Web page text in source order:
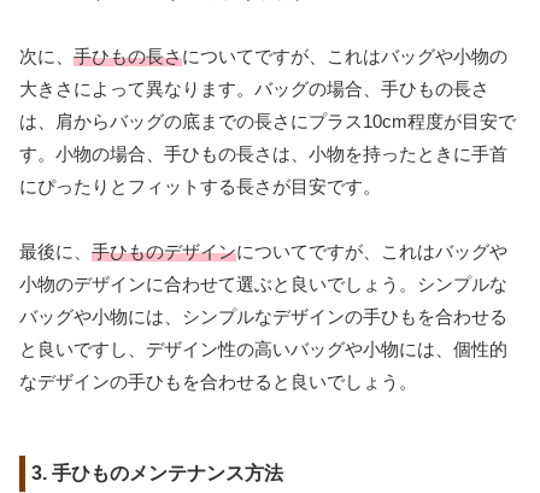
次に、 手ひもの長さについてですが、これはバッグや小物の
大きさによって異なります。バッグの場合、手ひもの長さ
は、肩からバッグの底までの長さにプラス10cm程度が目安で
す。小物の場合、手ひもの長さは、小物を持ったときに手首
にぴったりとフィットする長さが目安です。
最後に、 手ひものデザインについてですが、これはバッグや
小物のデザインに合わせて選ぶと良いでしょう。シンプルな
バッグや小物には、シンプルなデザインの手ひもを合わせる
と良いですし、デザイン性の高いバッグや小物には、個性的
なデザインの手ひもを合わせると良いでしょう。
3. 手ひものメンテナンス方法